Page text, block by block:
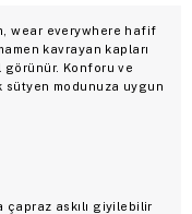
wear everywhere hafif
kavrayan kapları
görünür. Konforu ve
sütyen modunuza uygun
çapraz askılı giyilebilir